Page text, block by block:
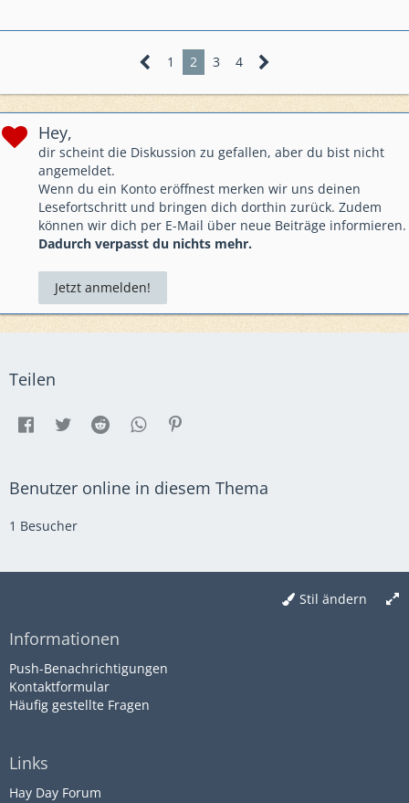
1 2 3 4
Hey,
dir scheint die Diskussion zu gefallen, aber du bist nicht
angemeldet.
Wenn du ein Konto eröffnest merken wir uns deinen
Lesefortschritt und bringen dich dorthin zurück. Zudem
können wir dich per E-Mail über neue Beiträge informieren.
Dadurch verpasst du nichts mehr.
Jetzt anmelden!
Teilen
Benutzer online in diesem Thema
1 Besucher
Stil ändern
Informationen
Push-Benachrichtigungen
Kontaktformular
Häufig gestellte Fragen
Links
Hay Day Forum